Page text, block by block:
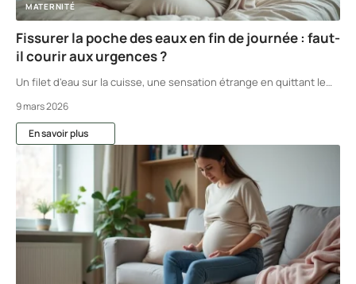
MATERNITÉ
Fissurer la poche des eaux en fin de journée : faut-
il courir aux urgences ?
Un filet d'eau sur la cuisse, une sensation étrange en quittant le…
9 mars 2026
En savoir plus